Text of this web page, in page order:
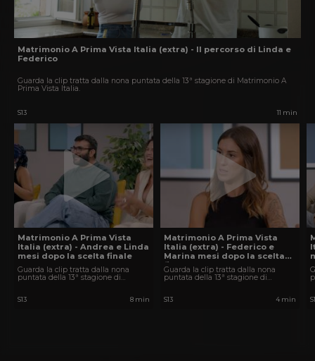
Matrimonio A Prima Vista Italia (extra) - Il percorso di Linda e
Federico
Guarda la clip tratta dalla nona puntata della 13ª stagione di Matrimonio A
Prima Vista Italia.
S13 11 min
Matrimonio A Prima Vista
Italia (extra) - Andrea e Linda
mesi dopo la scelta finale
Guarda la clip tratta dalla nona
puntata della 13ª stagione di
S13 8 min
Matrimonio A Prima Vista
Italia (extra) - Federico e
Marina mesi dopo la scelta
finale
Guarda la clip tratta dalla nona
puntata della 13ª stagione di
S13 4 min